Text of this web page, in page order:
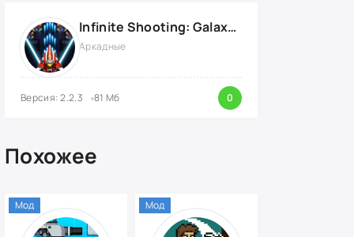
Infinite Shooting: Galaxy Attack {ВЗЛОМ: Бесплатные Покупки}
Аркадные
Версия: 2.2.3 81 Мб 0
Похожее
Мод Мод